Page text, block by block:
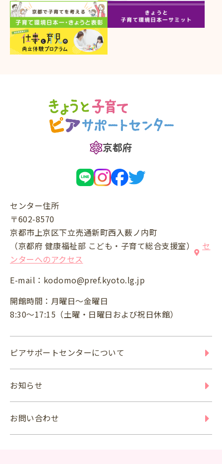
京都府
センター住所
〒602-8570
京都市上京区下立売通新町西入薮ノ内町
（京都府 健康福祉部 こども・子育て総合支援室）
セ
ンターへのアクセス
E-mail： kodomo@pref.kyoto.lg.jp
開館時間：月曜日～金曜日
8:30～17:15（土曜・日曜日および祝日休館）
ピアサポートセンターについて
お知らせ
お問い合わせ